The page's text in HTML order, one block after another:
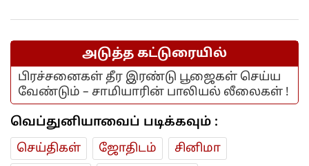
அடுத்த கட்டுரையில்
பிரச்சனைகள் தீர இரண்டு பூஜைகள் செய்ய
வேண்டும் – சாமியாரின் பாலியல் லீலைகள் !
வெப்துனியாவைப் படிக்கவும் :
செய்திகள் ஜோ‌திட‌ம்
சினிமா